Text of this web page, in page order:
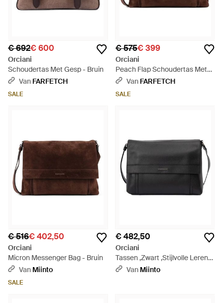
€ 692€ 600
Orciani
Schoudertas Met Gesp - Bruin
Van FARFETCH
SALE
€ 575€ 399
Orciani
Peach Flap Schoudertas Met
Logo - Bruin
Van FARFETCH
SALE
€ 516€ 402,50
Orciani
Micron Messenger Bag - Bruin
Van Miinto
SALE
€ 482,50
Orciani
Tassen ,Zwart ,Stijlvolle Leren
Tas - Zwart
Van Miinto